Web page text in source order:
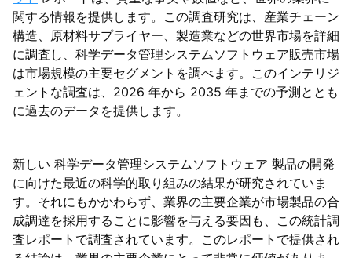
関する情報を提供します。この調査研究は、産業チェーン
構造、原材料サプライヤー、製造業などの世界市場を詳細
に調査し、科学データ管理システムソフトウェア販売市場
は市場規模の主要セグメントを調べます。このインテリジ
ェントな調査は、2026 年から 2035 年までの予測ととも
に過去のデータを提供します。
新しい 科学データ管理システムソフトウェア 製品の開発
に向けた最近の科学的取り組みの結果が研究されていま
す。それにもかかわらず、業界の主要企業が市場製品の合
成調達を採用することに影響を与える要因も、この統計調
査レポートで調査されています。このレポートで提供され